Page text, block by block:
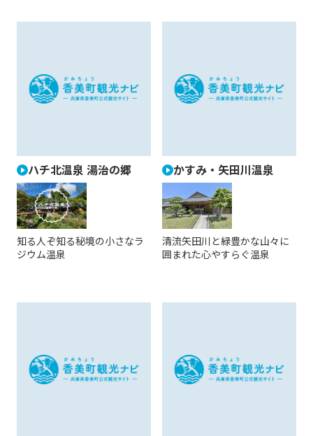
ハチ北温泉 湯治の郷
知る人ぞ知る秘境の小さなラ
ジウム温泉
かすみ・矢田川温泉
清流矢田川と緑豊かな山々に
囲まれた心やすらぐ温泉